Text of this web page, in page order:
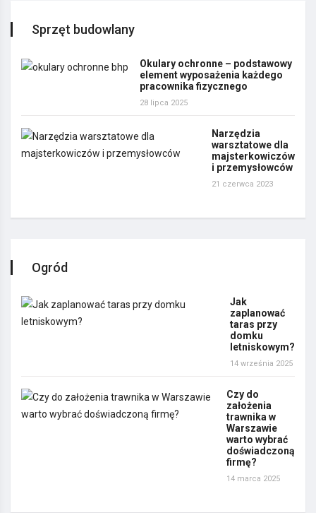
Sprzęt budowlany
Okulary ochronne – podstawowy
element wyposażenia każdego
pracownika fizycznego
28 lipca 2025
Narzędzia
warsztatowe dla
majsterkowiczów
i przemysłowców
21 czerwca 2023
Ogród
Jak
zaplanować
taras przy
domku
letniskowym?
14 września 2025
Czy do
założenia
trawnika w
Warszawie
warto wybrać
doświadczoną
firmę?
14 marca 2025